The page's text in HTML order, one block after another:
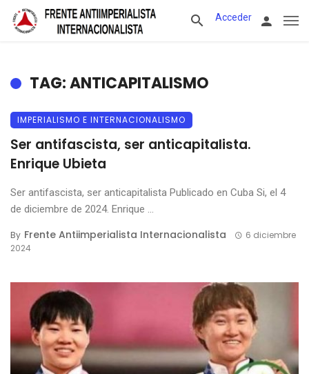
Acceder
TAG: ANTICAPITALISMO
IMPERIALISMO E INTERNACIONALISMO
Ser antifascista, ser anticapitalista.
Enrique Ubieta
Ser antifascista, ser anticapitalista Publicado en Cuba Si, el 4
de diciembre de 2024. Enrique ...
By Frente Antiimperialista Internacionalista
6 diciembre
2024